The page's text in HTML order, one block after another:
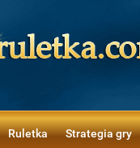
Ruletka Strategia gry